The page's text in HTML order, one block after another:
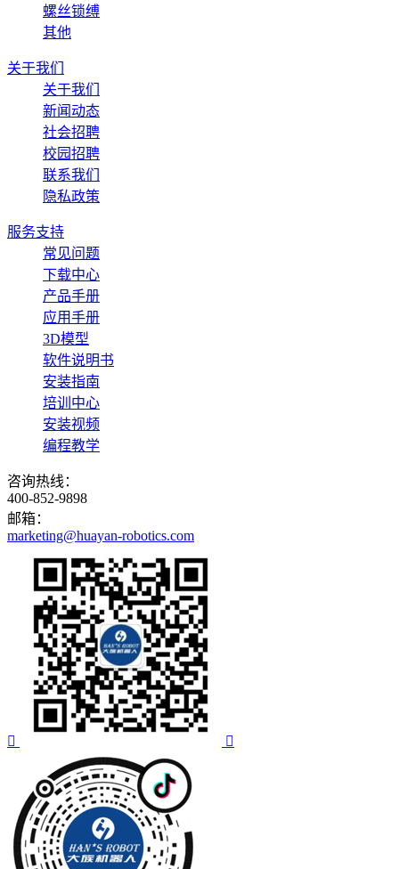
螺丝锁缚
其他
关于我们
关于我们
新闻动态
社会招聘
校园招聘
联系我们
隐私政策
服务支持
常见问题
下载中心
产品手册
应用手册
3D模型
软件说明书
安装指南
培训中心
安装视频
编程教学
咨询热线：
400-852-9898
邮箱：
marketing@huayan-robotics.com